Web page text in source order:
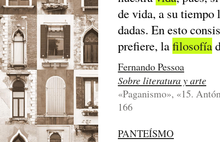
de vida, a su tiempo
dadas. En esto
prefiere, lafilosofía
Fernando Pessoa
Sobre literatura y arte
«Paganismo», «15.
166
PANTEÍSMO